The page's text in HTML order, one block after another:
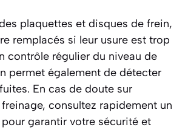
plaquettes et disques de frein,
remplacés si leur usure est trop
contrôle régulier du niveau de
permet également de détecter
En cas de doute sur
consultez rapidement un
garantir votre sécurité et